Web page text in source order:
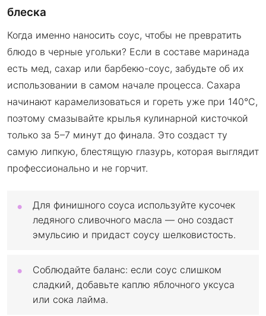
блеска
Когда именно наносить соус, чтобы не превратить
блюдо в черные угольки? Если в составе маринада
есть мед, сахар или барбекю-соус, забудьте об их
использовании в самом начале процесса. Сахара
начинают карамелизоваться и гореть уже при 140°C,
поэтому смазывайте крылья кулинарной кисточкой
только за 5–7 минут до финала. Это создаст ту
самую липкую, блестящую глазурь, которая выглядит
профессионально и не горчит.
Для финишного соуса используйте кусочек
ледяного сливочного масла — оно создаст
эмульсию и придаст соусу шелковистость.
Соблюдайте баланс: если соус слишком
сладкий, добавьте каплю яблочного уксуса
или сока лайма.